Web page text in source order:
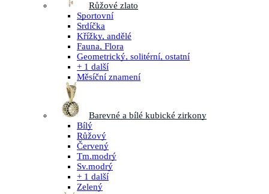
Růžové zlato
Sportovní
Srdíčka
Křížky, andělé
Fauna, Flora
Geometrický, solitérní, ostatní
+ 1 další
Měsíční znamení
Barevné a bílé kubické zirkony
Bílý
Růžový
Červený
Tm.modrý
Sv.modrý
+ 1 další
Zelený